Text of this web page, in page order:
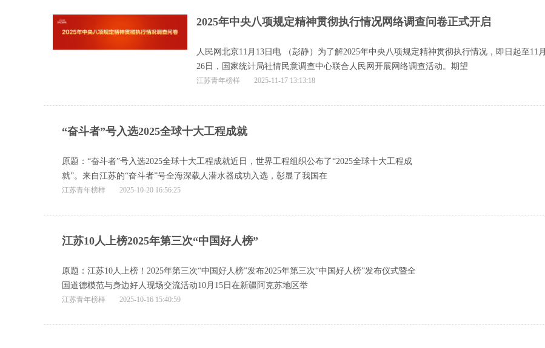
2025年中央八项规定精神贯彻执行情况网络调查问卷正式开启
人民网北京11月13日电 （彭静）为了解2025年中央八项规定精神贯彻执行情况，即日起至11月
26日，国家统计局社情民意调查中心联合人民网开展网络调查活动。期望
江苏青年榜样 2025-11-17 13:13:18
“奋斗者”号入选2025全球十大工程成就
原题：“奋斗者”号入选2025全球十大工程成就近日，世界工程组织公布了“2025全球十大工程成
就”。来自江苏的“奋斗者”号全海深载人潜水器成功入选，彰显了我国在
江苏青年榜样 2025-10-20 16:56:25
江苏10人上榜2025年第三次“中国好人榜”
原题：江苏10人上榜！2025年第三次“中国好人榜”发布2025年第三次“中国好人榜”发布仪式暨全
国道德模范与身边好人现场交流活动10月15日在新疆阿克苏地区举
江苏青年榜样 2025-10-16 15:40:59